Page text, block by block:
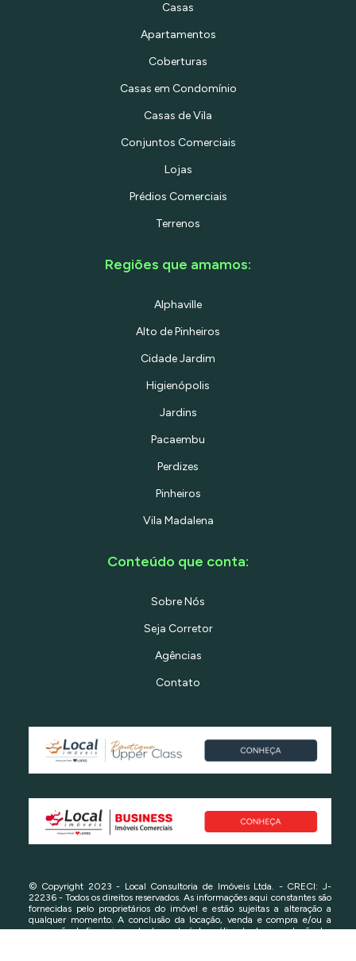
Casas
Apartamentos
Coberturas
Casas em Condomínio
Casas de Vila
Conjuntos Comerciais
Lojas
Prédios Comerciais
Terrenos
Regiões que amamos:
Alphaville
Alto de Pinheiros
Cidade Jardim
Higienópolis
Jardins
Pacaembu
Perdizes
Pinheiros
Vila Madalena
Conteúdo que conta:
Sobre Nós
Seja Corretor
Agências
Contato
© Copyright 2023 - Local Consultoria de Imóveis Ltda. - CRECI: J-
22236 - Todos os direitos reservados. As informações aqui constantes são
fornecidas pelo proprietários do imóvel e estão sujeitas a alteração a
qualquer momento. A conclusão da locação, venda e compra e/ou a
concessão de financiamento dependerá da análise da documentação das